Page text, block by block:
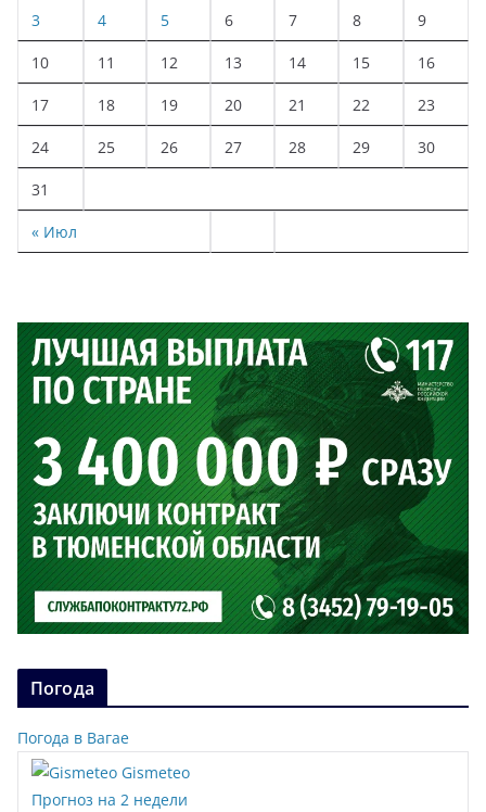
« Июл
3 4 5 6 7 8 9
10 11 12 13 14 15 16
17 18 19 20 21 22 23
24 25 26 27 28 29 30
31
Погода
Погода в Вагае
Gismeteo
Прогноз на 2 недели